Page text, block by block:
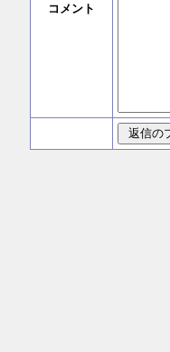
コメント